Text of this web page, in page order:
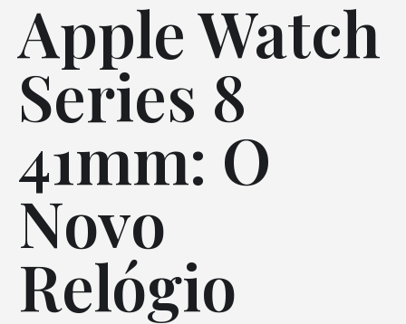
Apple Watch
Series 8
41mm: O
Novo
Relógio